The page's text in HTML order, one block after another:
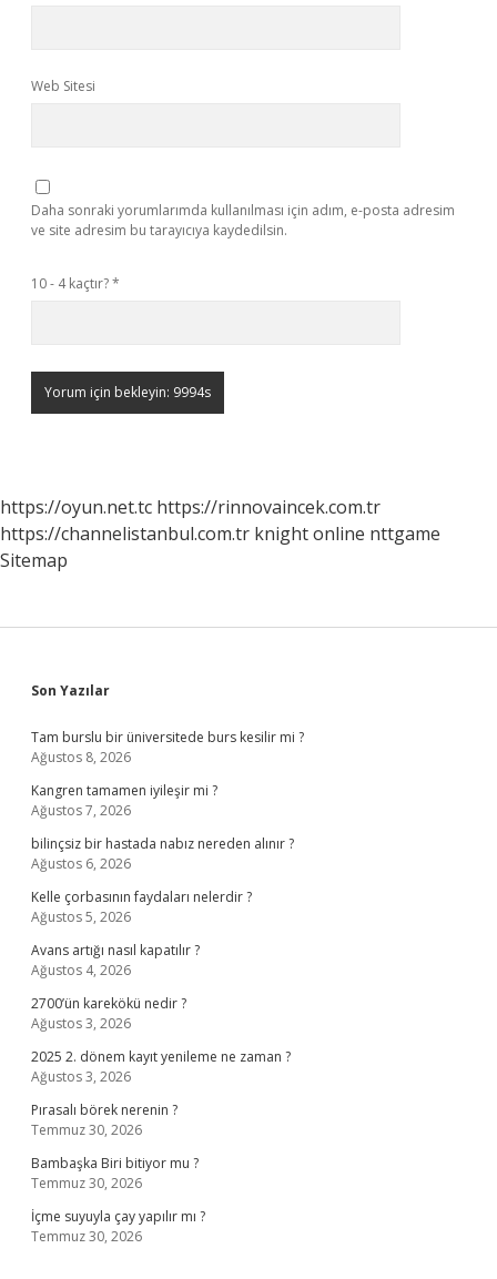
Web Sitesi
Daha sonraki yorumlarımda kullanılması için adım, e-posta adresim
ve site adresim bu tarayıcıya kaydedilsin.
10 - 4 kaçtır?*
https://oyun.net.tc https://rinnovaincek.com.tr
https://channelistanbul.com.tr knight online nttgame
Sitemap
Sidebar
Son Yazılar
Tam burslu bir üniversitede burs kesilir mi ?
Ağustos 8, 2026
Kangren tamamen iyileşir mi ?
Ağustos 7, 2026
bilinçsiz bir hastada nabız nereden alınır ?
Ağustos 6, 2026
Kelle çorbasının faydaları nelerdir ?
Ağustos 5, 2026
Avans artığı nasıl kapatılır ?
Ağustos 4, 2026
2700’ün karekökü nedir ?
Ağustos 3, 2026
2025 2. dönem kayıt yenileme ne zaman ?
Ağustos 3, 2026
Pırasalı börek nerenin ?
Temmuz 30, 2026
Bambaşka Biri bitiyor mu ?
Temmuz 30, 2026
İçme suyuyla çay yapılır mı ?
Temmuz 30, 2026